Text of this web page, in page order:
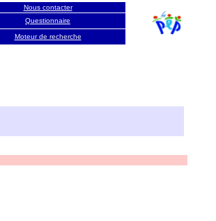
Nous contacter
Questionnaire
Moteur de recherche